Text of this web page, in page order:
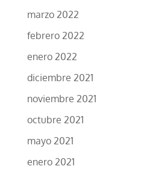
marzo 2022
febrero 2022
enero 2022
diciembre 2021
noviembre 2021
octubre 2021
mayo 2021
enero 2021